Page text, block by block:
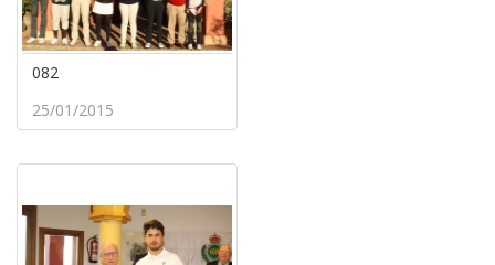
082
25/01/2015